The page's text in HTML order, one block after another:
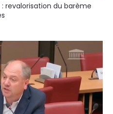
revalorisation du barème